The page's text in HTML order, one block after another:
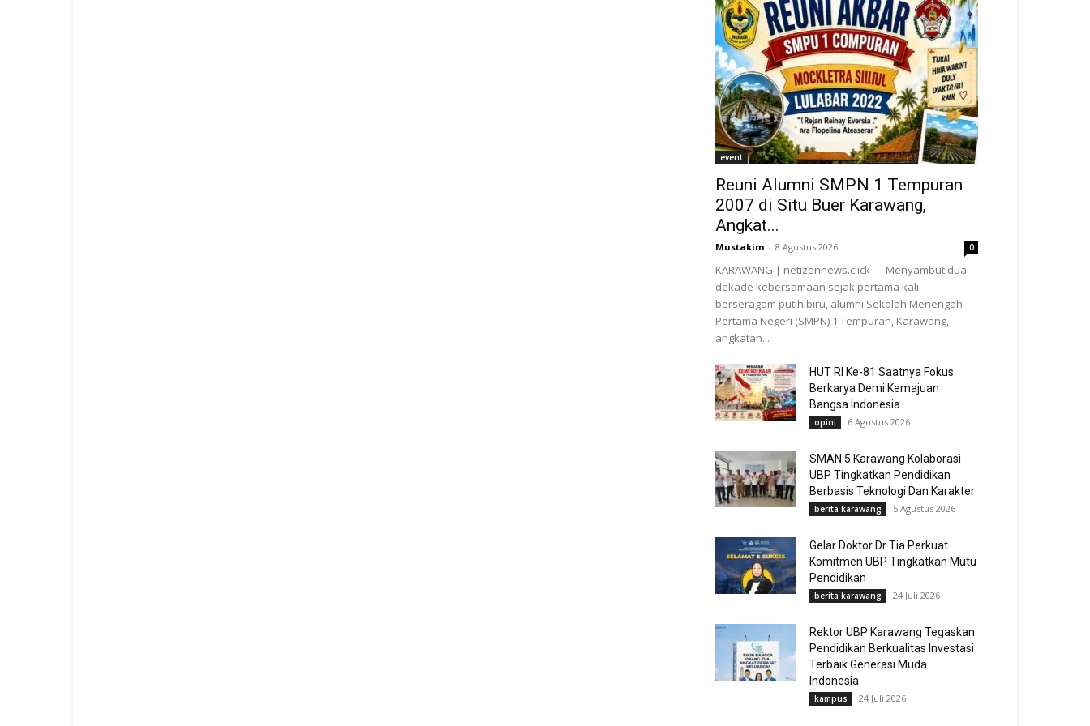
event
Reuni Alumni SMPN 1 Tempuran
2007 di Situ Buer Karawang,
Angkat...
Mustakim - 8 Agustus 2026 0
KARAWANG | netizennews.click — Menyambut dua
dekade kebersamaan sejak pertama kali
berseragam putih biru, alumni Sekolah Menengah
Pertama Negeri (SMPN) 1 Tempuran, Karawang,
angkatan...
HUT RI Ke-81 Saatnya Fokus
Berkarya Demi Kemajuan
Bangsa Indonesia
opini 6 Agustus 2026
SMAN 5 Karawang Kolaborasi
UBP Tingkatkan Pendidikan
Berbasis Teknologi Dan Karakter
berita karawang 5 Agustus 2026
Gelar Doktor Dr Tia Perkuat
Komitmen UBP Tingkatkan Mutu
Pendidikan
berita karawang 24 Juli 2026
Rektor UBP Karawang Tegaskan
Pendidikan Berkualitas Investasi
Terbaik Generasi Muda
Indonesia
kampus 24 Juli 2026